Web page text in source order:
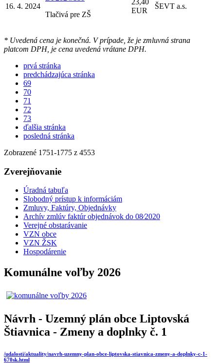
16. 4. 2024
Tlačivá pre ZŠ
EUR
ŠEVT a.s.
* Uvedená cena je konečná. V prípade, že je zmluvná strana
platcom DPH, je cena uvedená vrátane DPH.
prvá stránka
predchádzajúca stránka
69
70
71
72
73
ďalšia stránka
posledná stránka
Zobrazené 1751-1775 z 4553
Zverejňovanie
Úradná tabuľa
Slobodný prístup k informáciám
Zmluvy, Faktúry, Objednávky
Archív zmlúv faktúr objednávok do 08⁄2020
Verejné obstarávanie
VZN obce
VZN ŽSK
Hospodárenie
Komunálne voľby 2026
Návrh - Uzemný plán obce Liptovská
Štiavnica - Zmeny a doplnky č. 1
/udalosti/aktuality/navrh-uzemny-plan-obce-liptovska-stiavnica-zmeny-a-doplnky-c-1-
670sk.html